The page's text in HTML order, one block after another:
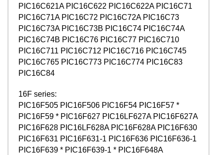
PIC16C621A PIC16C622 PIC16C622A PIC16C71
PIC16C71A PIC16C72 PIC16C72A PIC16C73
PIC16C73A PIC16C73B PIC16C74 PIC16C74A
PIC16C74B PIC16C76 PIC16C77 PIC16C710
PIC16C711 PIC16C712 PIC16C716 PIC16C745
PIC16C765 PIC16C773 PIC16C774 PIC16C83
PIC16C84
16F series:
PIC16F505 PIC16F506 PIC16F54 PIC16F57 *
PIC16F59 * PIC16F627 PIC16LF627A PIC16F627A
PIC16F628 PIC16LF628A PIC16F628A PIC16F630
PIC16F631 PIC16F631-1 PIC16F636 PIC16F636-1
PIC16F639 * PIC16F639-1 * PIC16F648A